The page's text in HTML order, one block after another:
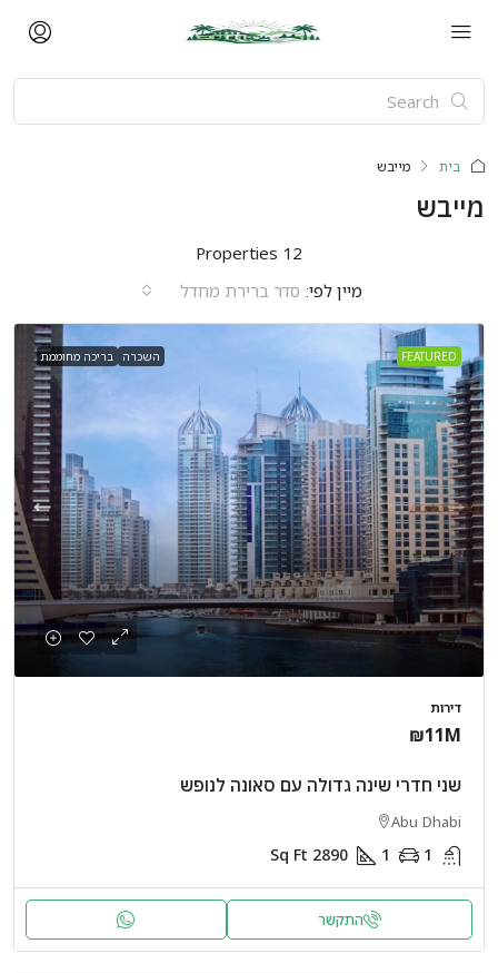
בית מייבש
מייבש
12 Properties
מיין לפי: סדר ברירת מחדל
FEATURED השכרה בריכה מחוממת
דירות
₪11M
שני חדרי שינה גדולה עם סאונה לנופש
Abu Dhabi
1
1
2890
Sq Ft
התקשר